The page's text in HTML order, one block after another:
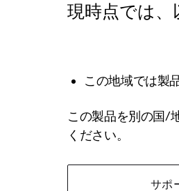
現時点では、
この地域では製
この製品を別の国/
ください。
サポ